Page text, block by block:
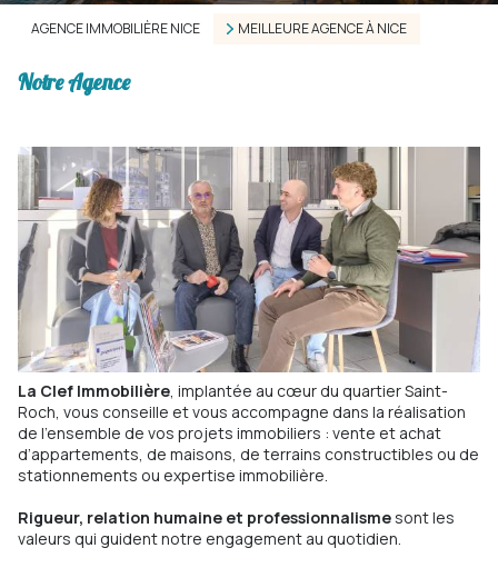
AGENCE IMMOBILIÈRE NICE MEILLEURE AGENCE À NICE
Notre Agence
La Clef Immobilière , implantée au cœur du quartier Saint-
Roch, vous conseille et vous accompagne dans la réalisation
de l’ensemble de vos projets immobiliers : vente et achat
d’appartements, de maisons, de terrains constructibles ou de
stationnements ou expertise immobilière.
Rigueur, relation humaine et professionnalismesont les
valeurs qui guident notre engagement au quotidien.